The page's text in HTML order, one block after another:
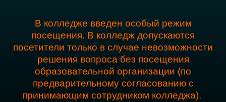
В колледже введен особый режим
посещения. В колледж допускаются
посетители только в случае невозможности
решения вопроса без посещения
образовательной организации (по
предварительному согласованию с
принимающим сотрудником колледжа).